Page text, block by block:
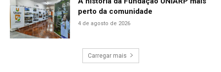
perto da comunidade
4 de agosto de 2026
Carregar mais